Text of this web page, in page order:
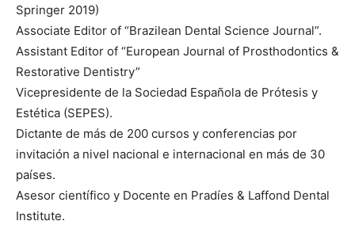
Springer 2019)
Associate Editor of “Brazilean Dental Science Journal”.
Assistant Editor of “European Journal of Prosthodontics &
Restorative Dentistry”
Vicepresidente de la Sociedad Española de Prótesis y
Estética (SEPES).
Dictante de más de 200 cursos y conferencias por
invitación a nivel nacional e internacional en más de 30
países.
Asesor científico y Docente en Pradíes & Laffond Dental
Institute.